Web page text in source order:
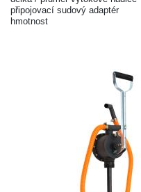
připojovací sudový adaptér
hmotnost